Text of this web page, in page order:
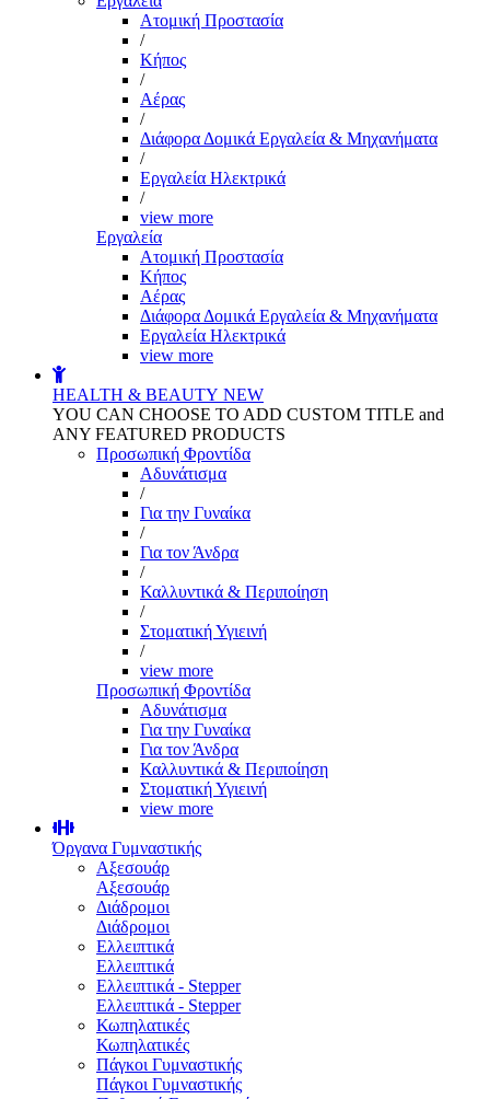
Aτομική Προστασία
/
Kήπος
/
Αέρας
/
Διάφορα Δομικά Εργαλεία & Μηχανήματα
/
Εργαλεία Ηλεκτρικά
/
view more
Εργαλεία
Aτομική Προστασία
Kήπος
Αέρας
Διάφορα Δομικά Εργαλεία & Μηχανήματα
Εργαλεία Ηλεκτρικά
view more
HEALTH & BEAUTY NEW
YOU CAN CHOOSE TO ADD CUSTOM TITLE and
ANY FEATURED PRODUCTS
Προσωπική Φροντίδα
Αδυνάτισμα
/
Για την Γυναίκα
/
Για τον Άνδρα
/
Καλλυντικά & Περιποίηση
/
Στοματική Υγιεινή
/
view more
Προσωπική Φροντίδα
Αδυνάτισμα
Για την Γυναίκα
Για τον Άνδρα
Καλλυντικά & Περιποίηση
Στοματική Υγιεινή
view more
Όργανα Γυμναστικής
Αξεσουάρ
Αξεσουάρ
Διάδρομοι
Διάδρομοι
Ελλειπτικά
Ελλειπτικά
Ελλειπτικά - Stepper
Ελλειπτικά - Stepper
Κωπηλατικές
Κωπηλατικές
Πάγκοι Γυμναστικής
Πάγκοι Γυμναστικής